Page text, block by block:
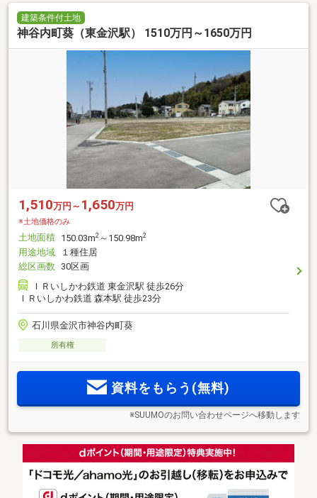
建築条件付土地
神谷内町葵（東金沢駅） 1510万円～1650万円
1,510万円～ 1,650万円
※土地価格のみ
土地面積 150.03m2 ～150.98m2
用途地域
１種住居
総区画数 30区画
ＩＲいしかわ鉄道 東金沢駅 徒歩26分
ＩＲいしかわ鉄道 森本駅 徒歩23分
石川県金沢市神谷内町葵
所有権
資料をもらう(無料)
※SUUMOのお問い合わせページへ移動します